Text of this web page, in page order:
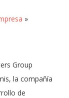
»
Group
la compañía
de